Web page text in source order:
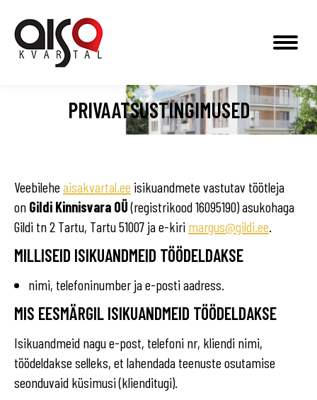
PRIVAATSUSTINGIMUSED
Veebileheaisakvartal.ee isikuandmete vastutav töötleja
on Gildi Kinnisvara OÜ(registrikood 16095190) asukohaga
Gildi tn 2 Tartu, Tartu 51007 ja e-kiri margus@gildi.ee.
MILLISEID ISIKUANDMEID TÖÖDELDAKSE
nimi, telefoninumber ja e-posti aadress.
MIS EESMÄRGIL ISIKUANDMEID TÖÖDELDAKSE
Isikuandmeid nagu e-post, telefoni nr, kliendi nimi,
töödeldakse selleks, et lahendada teenuste osutamise
seonduvaid küsimusi (klienditugi).